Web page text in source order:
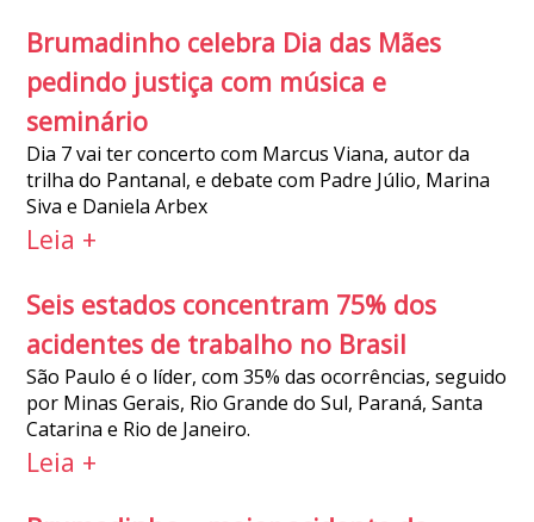
Brumadinho celebra Dia das Mães
pedindo justiça com música e
seminário
Dia 7 vai ter concerto com Marcus Viana, autor da
trilha do Pantanal, e debate com Padre Júlio, Marina
Siva e Daniela Arbex
Leia +
Seis estados concentram 75% dos
acidentes de trabalho no Brasil
São Paulo é o líder, com 35% das ocorrências, seguido
por Minas Gerais, Rio Grande do Sul, Paraná, Santa
Catarina e Rio de Janeiro.
Leia +